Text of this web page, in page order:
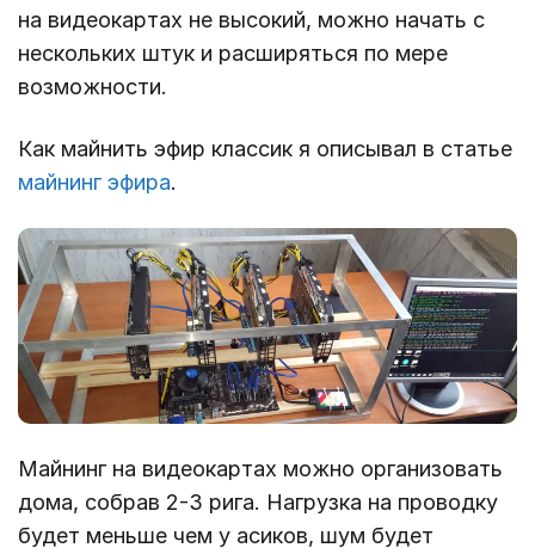
на видеокартах не высокий, можно начать с
нескольких штук и расширяться по мере
возможности.
Как майнить эфир классик я описывал в статье
майнинг эфира.
Майнинг на видеокартах можно организовать
дома, собрав 2-3 рига. Нагрузка на проводку
будет меньше чем у асиков, шум будет